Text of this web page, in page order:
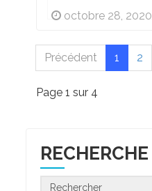
octobre 28, 2020
Précédent 1 2
Page 1 sur 4
RECHERCHE